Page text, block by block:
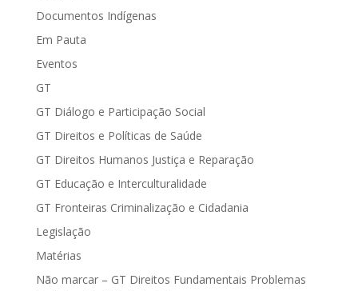
Documentos Indígenas
Em Pauta
Eventos
GT
GT Diálogo e Participação Social
GT Direitos e Políticas de Saúde
GT Direitos Humanos Justiça e Reparação
GT Educação e Interculturalidade
GT Fronteiras Criminalização e Cidadania
Legislação
Matérias
Não marcar – GT Direitos Fundamentais Problemas